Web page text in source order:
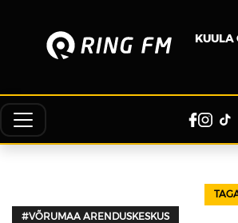
KUULA
#VÕRUMAA ARENDUSKESKUS